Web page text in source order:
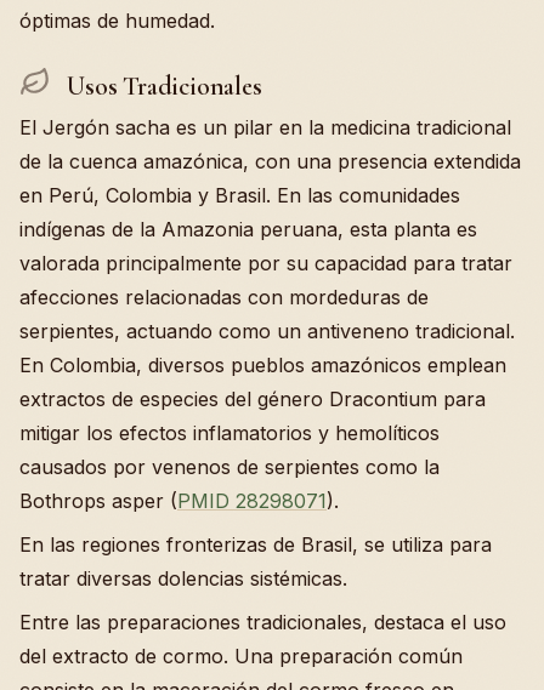
óptimas de humedad.
Usos Tradicionales
El Jergón sacha es un pilar en la medicina tradicional
de la cuenca amazónica, con una presencia extendida
en Perú, Colombia y Brasil. En las comunidades
indígenas de la Amazonia peruana, esta planta es
valorada principalmente por su capacidad para tratar
afecciones relacionadas con mordeduras de
serpientes, actuando como un antiveneno tradicional.
En Colombia, diversos pueblos amazónicos emplean
extractos de especies del género Dracontium para
mitigar los efectos inflamatorios y hemolíticos
causados por venenos de serpientes como la
Bothrops asper (PMID 28298071).
En las regiones fronterizas de Brasil, se utiliza para
tratar diversas dolencias sistémicas.
Entre las preparaciones tradicionales, destaca el uso
del extracto de cormo. Una preparación común